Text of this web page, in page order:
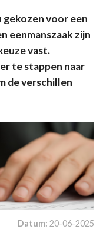
voor een
eenmanszaak zijn
vast.
te stappen naar
de verschillen
Datum: 20-06-2025